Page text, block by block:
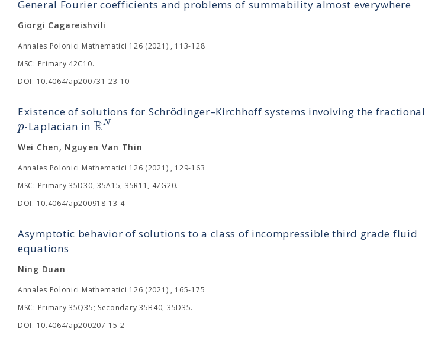
General Fourier coefficients and problems of summability almost everywhere
Giorgi Cagareishvili
Annales Polonici Mathematici 126 (2021) , 113-128
MSC: Primary 42C10.
DOI: 10.4064/ap200731-23-10
Existence of solutions for Schrödinger–Kirchhoff systems involving the fractional
p-Laplacian in RN
Wei Chen, Nguyen Van Thin
Annales Polonici Mathematici 126 (2021) , 129-163
MSC: Primary 35D30, 35A15, 35R11, 47G20.
DOI: 10.4064/ap200918-13-4
Asymptotic behavior of solutions to a class of incompressible third grade fluid
equations
Ning Duan
Annales Polonici Mathematici 126 (2021) , 165-175
MSC: Primary 35Q35; Secondary 35B40, 35D35.
DOI: 10.4064/ap200207-15-2